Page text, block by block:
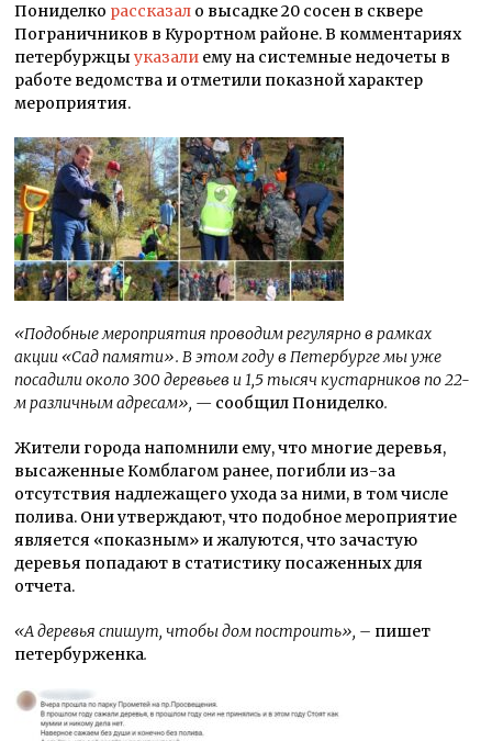
Пониделко рассказал о высадке 20 сосен в сквере
Пограничников в Курортном районе. В комментариях
петербуржцыуказали ему на системные недочеты в
работе ведомства и отметили показной характер
мероприятия.
«Подобные мероприятия проводим регулярно в рамках
акции «Сад памяти». В этом году в Петербурге мы уже
посадили около 300 деревьев и 1,5 тысяч кустарников по 22-
м различным адресам», — сообщил Пониделко.
Жители города напомнили ему, что многие деревья,
высаженные Комблагом ранее, погибли из-за
отсутствия надлежащего ухода за ними, в том числе
полива. Они утверждают, что подобное мероприятие
является «показным» и жалуются, что зачастую
деревья попадают в статистику посаженных для
отчета.
«А деревья спишут, чтобы дом построить», – пишет
петербурженка.